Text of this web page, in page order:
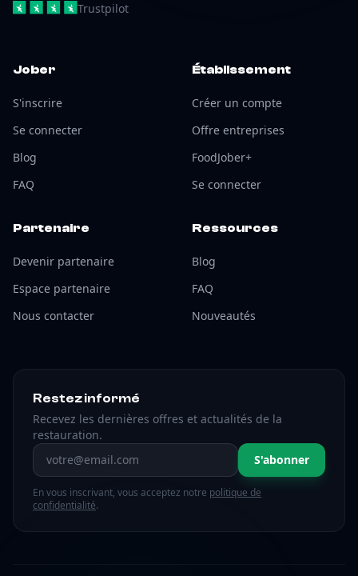
Trustpilot
Jober
S'inscrire
Se connecter
Blog
FAQ
Établissement
Créer un compte
Offre entreprises
FoodJober+
Se connecter
Partenaire
Devenir partenaire
Espace partenaire
Nous contacter
Ressources
Blog
FAQ
Nouveautés
Restez informé
Recevez les dernières offres et actualités de la
restauration.
Adresse email S'abonner
En vous inscrivant, vous acceptez notre politique de
confidentialité.